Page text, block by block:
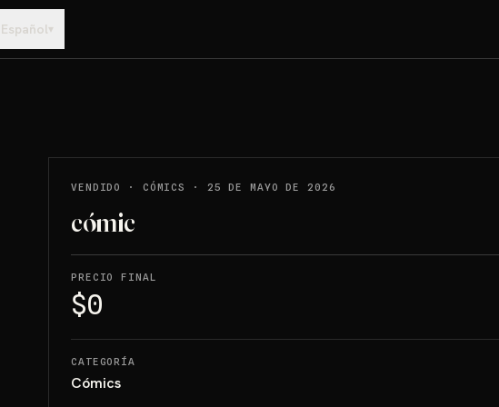
Español▾
VENDIDO · CÓMICS · 25 DE MAYO DE 2026
cómic
PRECIO FINAL
$0
CATEGORÍA
Cómics